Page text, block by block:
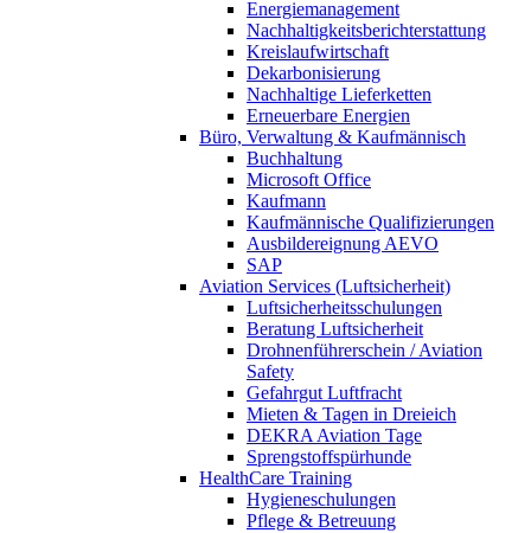
Energiemanagement
Nachhaltigkeitsberichterstattung
Kreislaufwirtschaft
Dekarbonisierung
Nachhaltige Lieferketten
Erneuerbare Energien
Büro, Verwaltung & Kaufmännisch
Buchhaltung
Microsoft Office
Kaufmann
Kaufmännische Qualifizierungen
Ausbildereignung AEVO
SAP
Aviation Services (Luftsicherheit)
Luftsicherheitsschulungen
Beratung Luftsicherheit
Drohnenführerschein / Aviation
Safety
Gefahrgut Luftfracht
Mieten & Tagen in Dreieich
DEKRA Aviation Tage
Sprengstoffspürhunde
HealthCare Training
Hygieneschulungen
Pflege & Betreuung